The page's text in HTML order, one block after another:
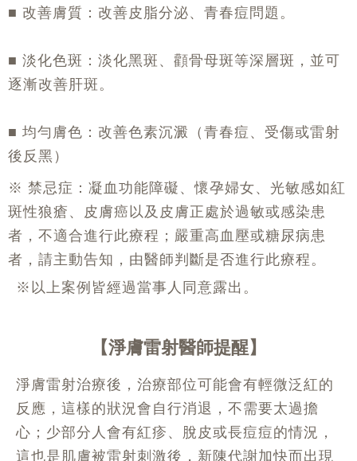
■ 改善膚質：改善皮脂分泌、青春痘問題。
■ 淡化色斑：淡化黑斑、顴骨母斑等深層斑，並可
逐漸改善肝斑。
■ 均勻膚色：改善色素沉澱（青春痘、受傷或雷射
後反黑）
※ 禁忌症：凝血功能障礙、懷孕婦女、光敏感如紅
斑性狼瘡、皮膚癌以及皮膚正處於過敏或感染患
者，不適合進行此療程；嚴重高血壓或糖尿病患
者，請主動告知，由醫師判斷是否進行此療程。
※以上案例皆經過當事人同意露出。
淨膚雷射醫師提醒
淨膚雷射治療後，治療部位可能會有輕微泛紅的
反應，這樣的狀況會自行消退，不需要太過擔
心；少部分人會有紅疹、脫皮或長痘痘的情況，
這也是肌膚被雷射刺激後，新陳代謝加快而出現